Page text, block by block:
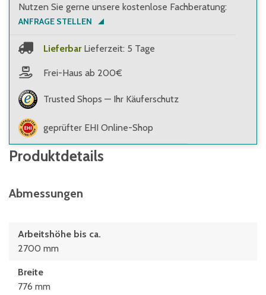
Nutzen Sie gerne unsere kostenlose Fachberatung:
ANFRAGE STELLEN
Lieferbar Lieferzeit: 5 Tage
Frei-Haus ab 200€
Trusted Shops — Ihr Käuferschutz
geprüfter EHI Online-Shop
Produktdetails
Abmessungen
Arbeitshöhe bis ca.
2700 mm
Breite
776 mm